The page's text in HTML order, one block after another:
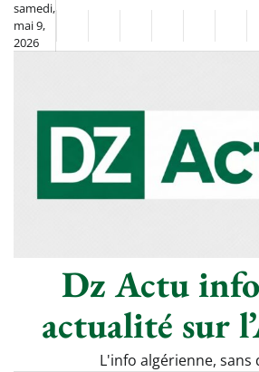
Skip
content
samedi,
mai 9,
2026
FlashSportclasséDiaspora
–
Le
Thé
Dz Actu
actualité sur
L'info algérienne, sans